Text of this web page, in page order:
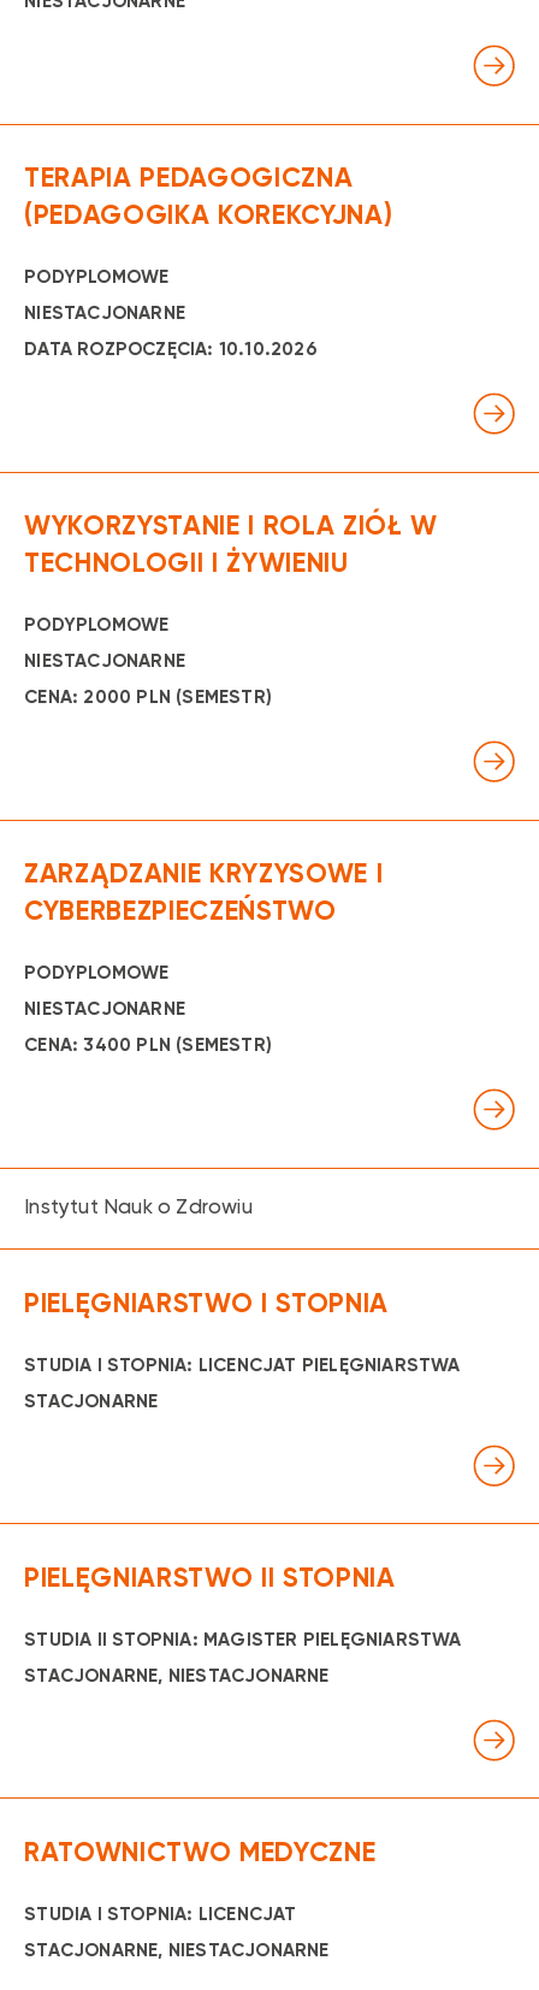
PODYPLOMOWE
NIESTACJONARNE
DATA ROZPOCZĘCIA: 10.10.2026
TERAPIA PEDAGOGICZNA
(PEDAGOGIKA KOREKCYJNA)
PODYPLOMOWE
NIESTACJONARNE
CENA: 2000 PLN (SEMESTR)
WYKORZYSTANIE I ROLA ZIÓŁ W
TECHNOLOGII I ŻYWIENIU
PODYPLOMOWE
NIESTACJONARNE
CENA: 3400 PLN (SEMESTR)
ZARZĄDZANIE KRYZYSOWE I
CYBERBEZPIECZEŃSTWO
Instytut Nauk o Zdrowiu
STUDIA I STOPNIA: LICENCJAT PIELĘGNIARSTWA
STACJONARNE
PIELĘGNIARSTWO I STOPNIA
STUDIA II STOPNIA: MAGISTER PIELĘGNIARSTWA
STACJONARNE, NIESTACJONARNE
PIELĘGNIARSTWO II STOPNIA
STUDIA I STOPNIA: LICENCJAT
STACJONARNE, NIESTACJONARNE
RATOWNICTWO MEDYCZNE